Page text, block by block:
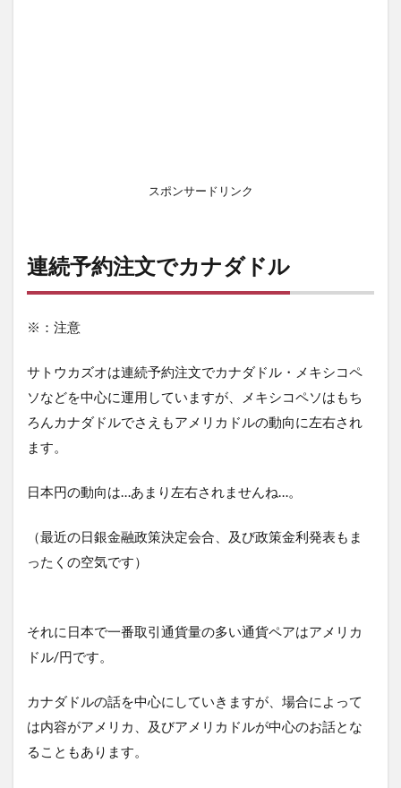
スポンサードリンク
連続予約注文でカナダドル
※：注意
サトウカズオは連続予約注文でカナダドル・メキシコペ
ソなどを中心に運用していますが、メキシコペソはもち
ろんカナダドルでさえもアメリカドルの動向に左右され
ます。
日本円の動向は…あまり左右されませんね…。
（最近の日銀金融政策決定会合、及び政策金利発表もま
ったくの空気です）
それに日本で一番取引通貨量の多い通貨ペアはアメリカ
ドル/円です。
カナダドルの話を中心にしていきますが、場合によって
は内容がアメリカ、及びアメリカドルが中心のお話とな
ることもあります。